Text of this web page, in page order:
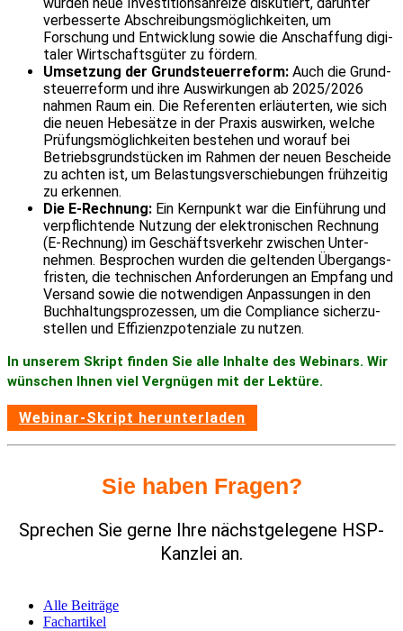
verbes­serte Abschrei­bungs­mög­lich­keiten, um
Forschung und Entwick­lung sowie die Anschaf­fung digi­
taler Wirt­schafts­güter zu fördern.
Umset­zung der Grund­steu­er­re­form: Auch die Grund­
steu­er­re­form und ihre Auswir­kungen ab 2025/2026
nahmen Raum ein. Die Refe­renten erläu­terten, wie sich
die neuen Hebe­sätze in der Praxis auswirken, welche
Prüfungs­mög­lich­keiten bestehen und worauf bei
Betriebs­grund­stü­cken im Rahmen der neuen Bescheide
zu achten ist, um Belas­tungs­ver­schie­bungen früh­zeitig
zu erkennen.
Die E-Rech­nung: Ein Kern­punkt war die Einfüh­rung und
verpflich­tende Nutzung der elek­tro­ni­schen Rech­nung
(E-Rech­nung) im Geschäfts­ver­kehr zwischen Unter­
nehmen. Bespro­chen wurden die geltenden Über­gangs­
fristen, die tech­ni­schen Anfor­de­rungen an Empfang und
Versand sowie die notwen­digen Anpas­sungen in den
Buch­hal­tungs­pro­zessen, um die Compli­ance sicher­zu­
stellen und Effi­zi­enz­po­ten­ziale zu nutzen.
In unserem Skript finden Sie alle Inhalte des Webi­nars. Wir
wünschen Ihnen viel Vergnügen mit der Lektüre.
Webinar-Skript herun­ter­laden
Sie haben Fragen?
Spre­chen Sie gerne Ihre nächst­ge­le­gene HSP-
Kanzlei an.
Alle Beiträge
Fach­ar­tikel